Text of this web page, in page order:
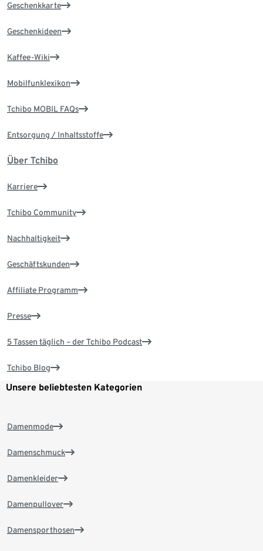
Geschenkkarte
Geschenkideen
Kaffee-Wiki
Mobilfunklexikon
Tchibo MOBIL FAQs
Entsorgung / Inhaltsstoffe
Über Tchibo
Karriere
Tchibo Community
Nachhaltigkeit
Geschäftskunden
Affiliate Programm
Presse
5 Tassen täglich – der Tchibo Podcast
Tchibo Blog
Unsere beliebtesten Kategorien
Damenmode
Damenschmuck
Damenkleider
Damenpullover
Damensporthosen